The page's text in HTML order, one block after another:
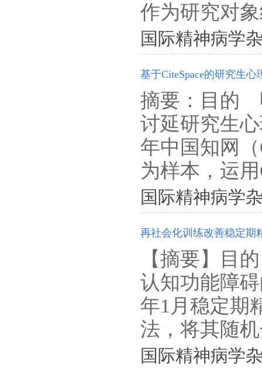
作为研究对
国际精神病学
基于CiteSpace的研究生
摘要：目的
讨延研究生
年中国知网
为样本，运用
国际精神病学
再社会化训练改善稳定期
【摘要】目
认知功能障
年1月稳定期
法，将其随
国际精神病学